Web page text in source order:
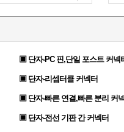
▣ 단자-PC 핀,단일 포스트 커넥
▣ 단자-리셉터클 커넥터
▣ 단자-빠른 연결,빠른 분리 커
▣ 단자-전선 기판 간 커넥터